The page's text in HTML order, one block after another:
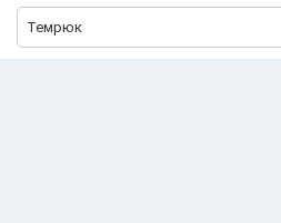
Темрюк